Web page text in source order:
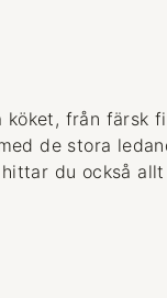
köket, från färsk
de stora
du också allt